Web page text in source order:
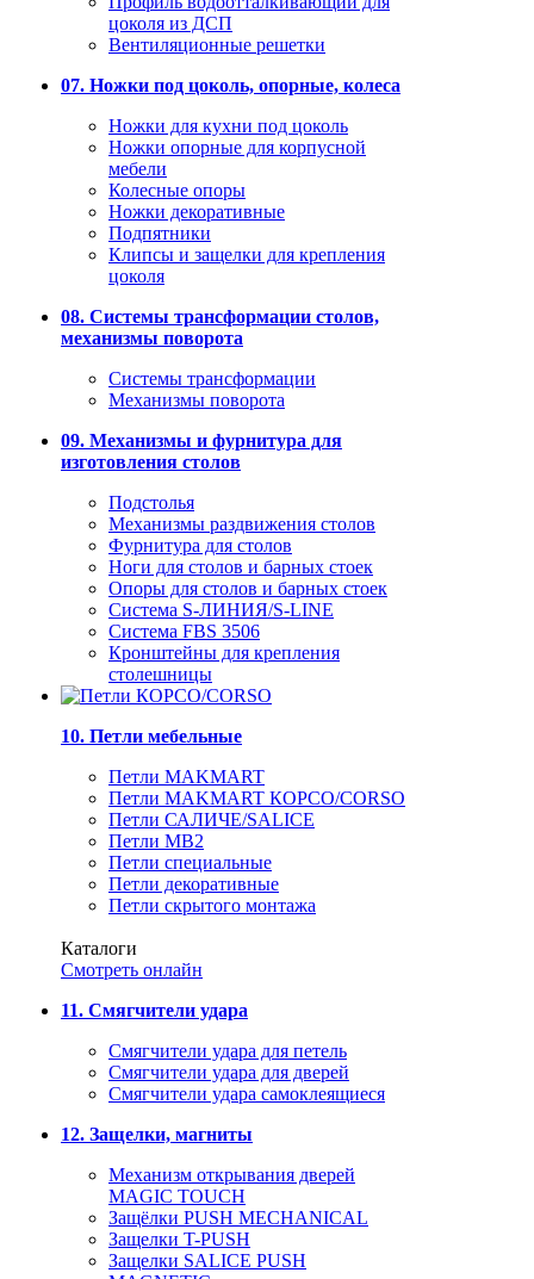
цоколя из ДСП
Вентиляционные решетки
07. Ножки под цоколь, опорные, колеса
Ножки для кухни под цоколь
Ножки опорные для корпусной
мебели
Колесные опоры
Ножки декоративные
Подпятники
Клипсы и защелки для крепления
цоколя
08. Системы трансформации столов,
механизмы поворота
Системы трансформации
Механизмы поворота
09. Механизмы и фурнитура для
изготовления столов
Подстолья
Механизмы раздвижения столов
Фурнитура для столов
Ноги для столов и барных стоек
Опоры для столов и барных стоек
Система S-ЛИНИЯ/S-LINE
Система FBS 3506
Кронштейны для крепления
столешницы
10. Петли мебельные
Петли MAKMART
Петли MAKMART КОРСО/CORSO
Петли САЛИЧЕ/SALICE
Петли MB2
Петли специальные
Петли декоративные
Петли скрытого монтажа
Каталоги
Смотреть онлайн
11. Смягчители удара
Смягчители удара для петель
Смягчители удара для дверей
Cмягчители удара самоклеящиеся
12. Защелки, магниты
Механизм открывания дверей
MAGIC TOUCH
Защёлки PUSH MECHANICAL
Защелки T-PUSH
Защелки SALICE PUSH